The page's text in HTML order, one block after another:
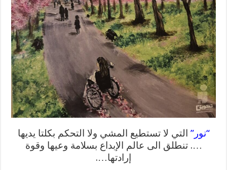
“نور” التي لا تستطيع المشي ولا التحكم بكلتا يديها
…. تنطلق الى عالم الإبداع بسلامة وعيها وقوة
إرادتها….